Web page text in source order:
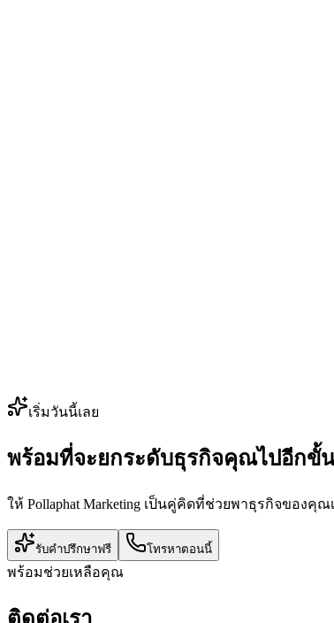
เริ่มวันนี้เลย
พร้อมที่จะยกระดับธุรกิจคุณไปอีกขั้น
ให้ Pollaphat Marketing เป็นคู่คิดที่ช่วยพาธุรกิจขอ
รับคำปรึกษาฟรี โทรหาตอนนี้
พร้อมช่วยเหลือคุณ